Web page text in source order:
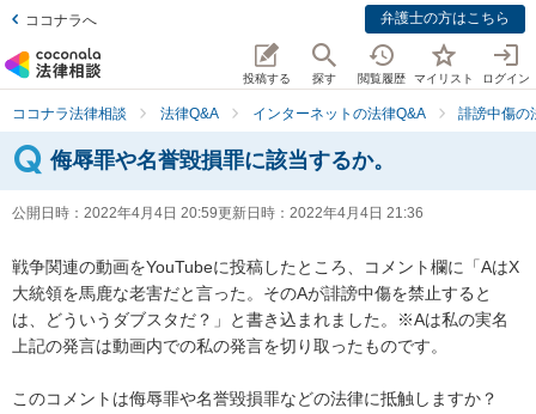
ココナラへ 弁護士の方はこちら
投稿する 探す 閲覧履歴 マイリスト ログイン
ココナラ法律相談 法律Q&A インターネットの法律Q&A 誹謗中傷の
侮辱罪や名誉毀損罪に該当するか。
公開日時： 2022年4月4日 20:59更新日時： 2022年4月4日 21:36
戦争関連の動画をYouTubeに投稿したところ、コメント欄に「AはX
大統領を馬鹿な老害だと言った。そのAが誹謗中傷を禁止すると
は、どういうダブスタだ？」と書き込まれました。※Aは私の実名
上記の発言は動画内での私の発言を切り取ったものです。
このコメントは侮辱罪や名誉毀損罪などの法律に抵触しますか？